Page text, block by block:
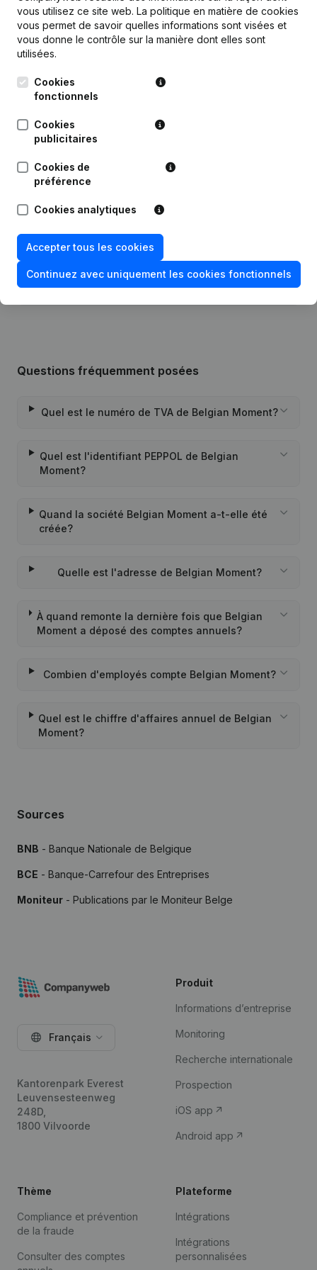
Publicationsde Belgian Moment
Date Publication
Assemblée générale - Année
comptable
26-01-2021 Demissions - Nominations
17-08-2020 Demissions - Nominations(NL)
Questions fréquemment posées
Quel est le numéro de TVA de Belgian Moment?
Quel est l'identifiant PEPPOL de Belgian
Moment?
Quand la société Belgian Moment a-t-elle été
créée?
Quelle est l'adresse de Belgian Moment?
À quand remonte la dernière fois que Belgian
Moment a déposé des comptes annuels?
Combien d'employés compte Belgian Moment?
Quel est le chiffre d'affaires annuel de Belgian
Moment?
Sources
BNB - Banque Nationale de Belgique
BCE - Banque-Carrefour des Entreprises
Moniteur - Publications par le Moniteur Belge
vous utilisez ce site web. La politique en matière de cookies
vous permet de savoir quelles informations sont visées et
vous donne le contrôle sur la manière dont elles sont
utilisées.
Cookies
fonctionnels
Cookies
publicitaires
Cookies de
préférence
Cookies analytiques
Accepter tous les cookies
Continuez avec uniquement les cookies fonctionnels
Français
Kantorenpark Everest
Leuvensesteenweg
248D,
1800 Vilvoorde
Produit
Informations d’entreprise
Monitoring
Recherche internationale
Prospection
iOS app
Android app
Thème
Compliance et prévention
de la fraude
Consulter des comptes
Plateforme
Intégrations
Intégrations
personnalisées